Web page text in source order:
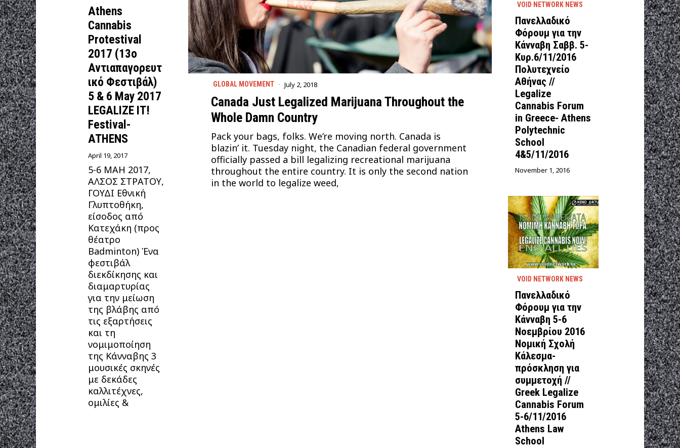
GLOBAL MOVEMENT July 2, 2018
Canada Just Legalized Marijuana Throughout the
Whole Damn Country
Pack your bags, folks. We’re moving north. Canada is
blazin’ it. Tuesday night, the Canadian federal government
officially passed a bill legalizing recreational marijuana
throughout the entire country. It is only the second nation
in the world to legalize weed,
Athens
Cannabis
Protestival
2017 (13ο
Αντιαπαγορευτ
ικό Φεστιβάλ)
5 & 6 May 2017
LEGALIZE IT!
Festival-
ATHENS
April 19, 2017
5-6 ΜΑΗ 2017,
ΑΛΣΟΣ ΣΤΡΑΤΟΥ,
ΓΟΥΔΙ Εθνική
Γλυπτοθήκη,
είσοδος από
Κατεχάκη (προς
θέατρο
Badminton) Ένα
φεστιβάλ
διεκδίκησης και
διαμαρτυρίας
για την μείωση
της βλάβης από
τις εξαρτήσεις
και τη
νομιμοποίηση
της Κάνναβης 3
μουσικές σκηνές
με δεκάδες
καλλιτέχνες,
ομιλίες &
VOID NETWORK NEWS
Πανελλαδικό
Φόρουμ για την
Κάνναβη Σαββ. 5-
Κυρ.6/11/2016
Πολυτεχνείο
Αθήνας //
Legalize
Cannabis Forum
in Greece- Athens
Polytechnic
School
4&5/11/2016
November 1, 2016
VOID NETWORK NEWS
Πανελλαδικό
Φόρουμ για την
Κάνναβη 5-6
Νοεμβρίου 2016
Νομική Σχολή
Κάλεσμα-
πρόσκληση για
συμμετοχή //
Greek Legalize
Cannabis Forum
5-6/11/2016
Athens Law
School